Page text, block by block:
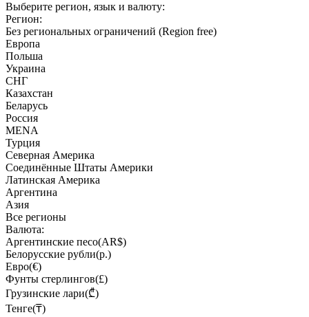
Выберите регион, язык и валюту:
Регион:
Без региональных ограничений (Region free)
Европа
Польша
Украина
СНГ
Казахстан
Беларусь
Россия
MENA
Турция
Северная Америка
Соединённые Штаты Америки
Латинская Америка
Аргентина
Азия
Все регионы
Валюта:
Аргентинские песо(AR$)
Белорусские рубли(р.)
Евро(€)
Фунты стерлингов(£)
Грузинские лари(₾)
Тенге(₸)